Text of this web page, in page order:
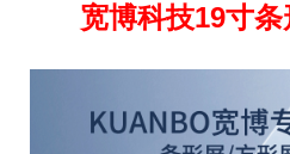
宽博科技19寸